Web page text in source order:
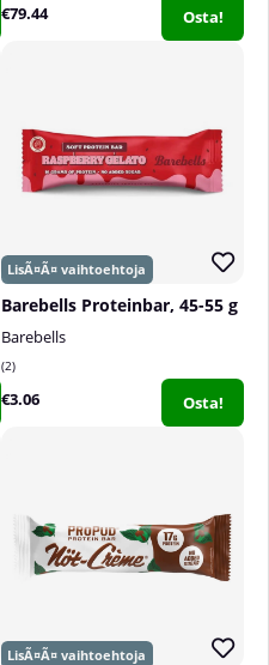
€79.44 Osta!
Barebells Proteinbar, 45-55 g
Barebells
2
€3.06 Osta!